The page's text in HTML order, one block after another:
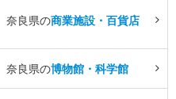
奈良県の商業施設・百貨店
奈良県の博物館・科学館